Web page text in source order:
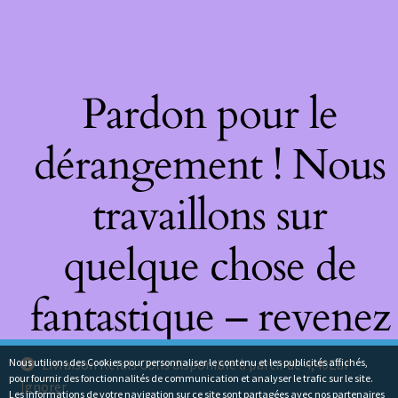
Livraison Relais Colis disponible à partir de 4,40Eur
Ignorer
Pardon pour le
dérangement ! Nous
travaillons sur
quelque chose de
fantastique – revenez
bientôt !
Nous utilions des Cookies pour personnaliser le contenu et les publicités affichés,
pour fournir des fonctionnalités de communication et analyser le trafic sur le site.
Les informations de votre navigation sur ce site sont partagées avec nos partenaires